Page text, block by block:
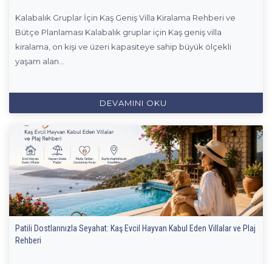
Kalabalık Gruplar İçin Kaş Geniş Villa Kiralama Rehberi ve
Bütçe Planlaması Kalabalık gruplar için Kaş geniş villa
kiralama, on kişi ve üzeri kapasiteye sahip büyük ölçekli
yaşam alan...
DEVAMINI OKU
Patili Dostlarınızla Seyahat: Kaş Evcil Hayvan Kabul Eden Villalar ve Plaj
Rehberi